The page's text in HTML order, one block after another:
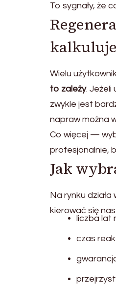
To sygnały, że
Wielu
to zależy.
zwykle jest
napraw można
Co więcej —
profesjonalnie,
Jak
Na rynku
kierować się
liczba lat
czas